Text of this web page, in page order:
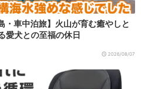
・車中泊旅】火山が育む癒やしと
愛犬との至福の休日
2026/08/07